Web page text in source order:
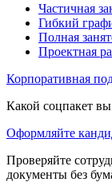
Частичная
Гибкий
Полная
Проектная
Корпоративная
Какой соцпакет
Оформляйте
Проверяйте
документы без